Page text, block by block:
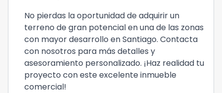
No pierdas la oportunidad de adquirir un
terreno de gran potencial en una de las zonas
con mayor desarrollo en Santiago. Contacta
con nosotros para más detalles y
asesoramiento personalizado. ¡Haz realidad tu
proyecto con este excelente inmueble
comercial!